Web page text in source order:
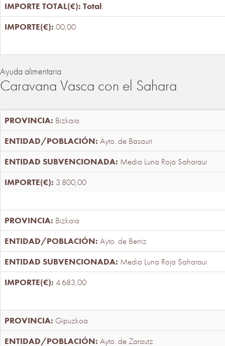
Total:
00,00
Ayuda alimentaria
Caravana Vasca con el Sahara
Bizkaia
Ayto. de Basauri
Media Luna Roja Saharaui
3.800,00
Bizkaia
Ayto. de Berriz
Media Luna Roja Saharaui
4.683,00
Gipuzkoa
Ayto. de Zarautz